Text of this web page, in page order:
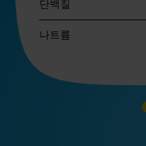
단백질
나트륨